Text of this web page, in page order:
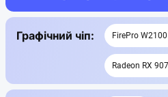
Графічний чіп: FirePro W2100
Radeon RX